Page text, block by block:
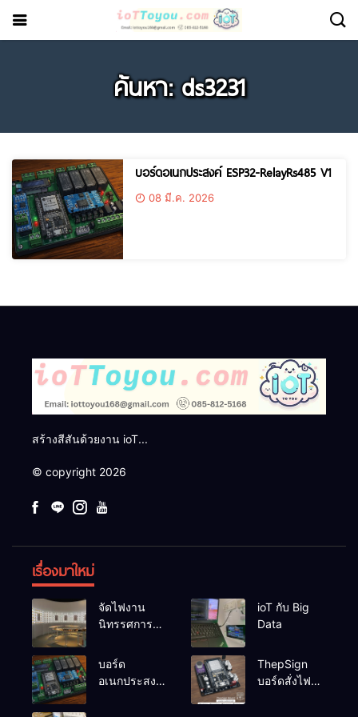
ค้นหา: ds3231
บอร์ดอเนกประสงค์ ESP32-RelayRs485 V1
08 มี.ค. 2026
สร้างสีสันด้วยงาน ioT...
© copyright 2026
เรื่องมาใหม่
จัดไฟงาน
นิทรรศการผึ่ง
ioT กับ Big
Data
บอร์ด
อเนกประสงค์
ThepSign
บอร์ดสั่งไฟ